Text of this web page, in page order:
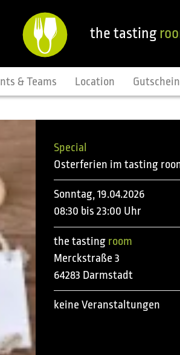
the tasting
& Teams Location
Special
Osterferien im tasting
Sonntag, 19.04.2026
08:30 bis 23:00 Uhr
the tasting room
Merckstraße 3
64283 Darmstadt
keine Veranstaltungen